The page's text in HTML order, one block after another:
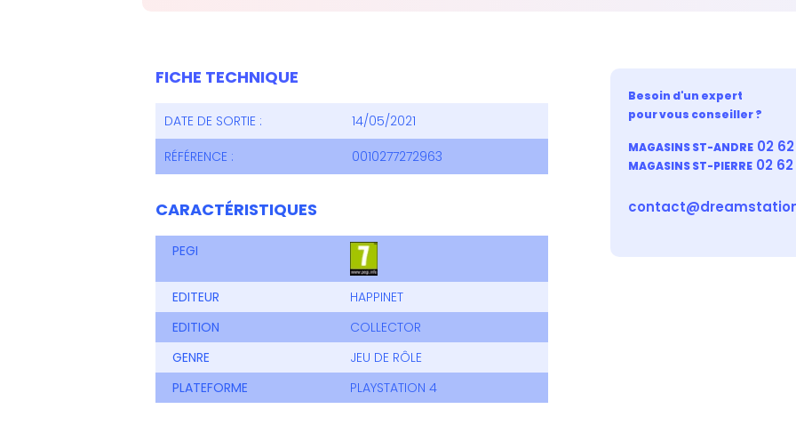
FICHE TECHNIQUE
DATE DE SORTIE :
14/05/2021
RÉFÉRENCE :
0010277272963
CARACTÉRISTIQUES
PEGI
EDITEUR
HAPPINET
EDITION
COLLECTOR
GENRE
JEU DE RÔLE
PLATEFORME
PLAYSTATION 4
Besoin d'un expert
pour vous conseiller ?
MAGASINS ST-ANDRE 02
MAGASINS ST-PIERRE 02